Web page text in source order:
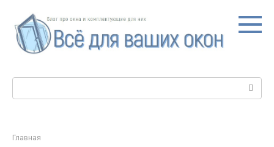
контенту
Главная